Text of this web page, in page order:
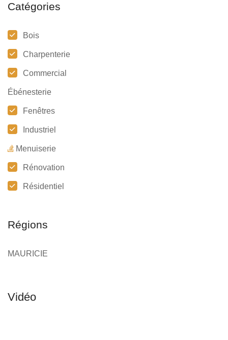
Catégories
Bois
Charpenterie
Commercial
Ébénesterie
Fenêtres
Industriel
Menuiserie
Rénovation
Résidentiel
Régions
MAURICIE